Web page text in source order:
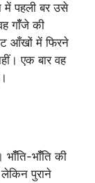
पहली बर उसे
गॉँजे की
आँखों में फिरने
एक बार वह
भॉँति की
पुराने